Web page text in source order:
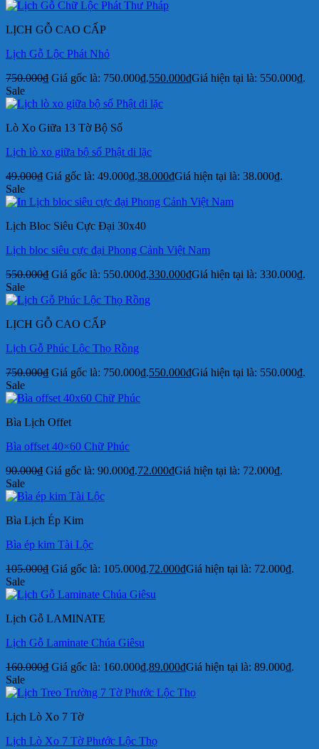
LỊCH GỖ CAO CẤP
Lịch Gỗ Lộc Phát Nhỏ
750.000₫ Giá gốc là: 750.000₫.550.000₫Giá hiện tại là: 550.000₫.
Sale
Lò Xo Giữa 13 Tờ Bộ Số
Lịch lò xo giữa bộ số Phật di lặc
49.000₫ Giá gốc là: 49.000₫.38.000₫Giá hiện tại là: 38.000₫.
Sale
Lịch Bloc Siêu Cực Đại 30x40
Lịch bloc siêu cực đại Phong Cảnh Việt Nam
550.000₫ Giá gốc là: 550.000₫.330.000₫Giá hiện tại là: 330.000₫.
Sale
LỊCH GỖ CAO CẤP
Lịch Gỗ Phúc Lộc Thọ Rồng
750.000₫ Giá gốc là: 750.000₫.550.000₫Giá hiện tại là: 550.000₫.
Sale
Bìa Lịch Offet
Bìa offset 40×60 Chữ Phúc
90.000₫ Giá gốc là: 90.000₫.72.000₫Giá hiện tại là: 72.000₫.
Sale
Bìa Lịch Ép Kim
Bìa ép kim Tài Lộc
105.000₫ Giá gốc là: 105.000₫.72.000₫Giá hiện tại là: 72.000₫.
Sale
Lịch Gỗ LAMINATE
Lịch Gỗ Laminate Chúa Giêsu
160.000₫ Giá gốc là: 160.000₫.89.000₫Giá hiện tại là: 89.000₫.
Sale
Lịch Lò Xo 7 Tờ
Lịch Lò Xo 7 Tờ Phước Lộc Thọ